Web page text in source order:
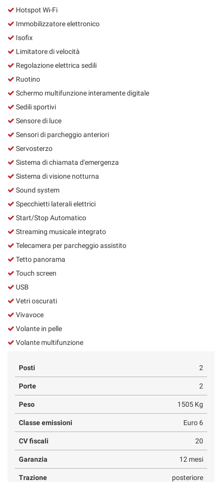
Hotspot Wi-Fi
Immobilizzatore elettronico
Isofix
Limitatore di velocità
Regolazione elettrica sedili
Ruotino
Schermo multifunzione interamente digitale
Sedili sportivi
Sensore di luce
Sensori di parcheggio anteriori
Servosterzo
Sistema di chiamata d'emergenza
Sistema di visione notturna
Sound system
Specchietti laterali elettrici
Start/Stop Automatico
Streaming musicale integrato
Telecamera per parcheggio assistito
Tetto panorama
Touch screen
USB
Vetri oscurati
Vivavoce
Volante in pelle
Volante multifunzione
Posti 2
Porte 2
Peso 1505 Kg
Classe emissioni Euro 6
CV fiscali 20
Garanzia 12 mesi
Trazione posteriore